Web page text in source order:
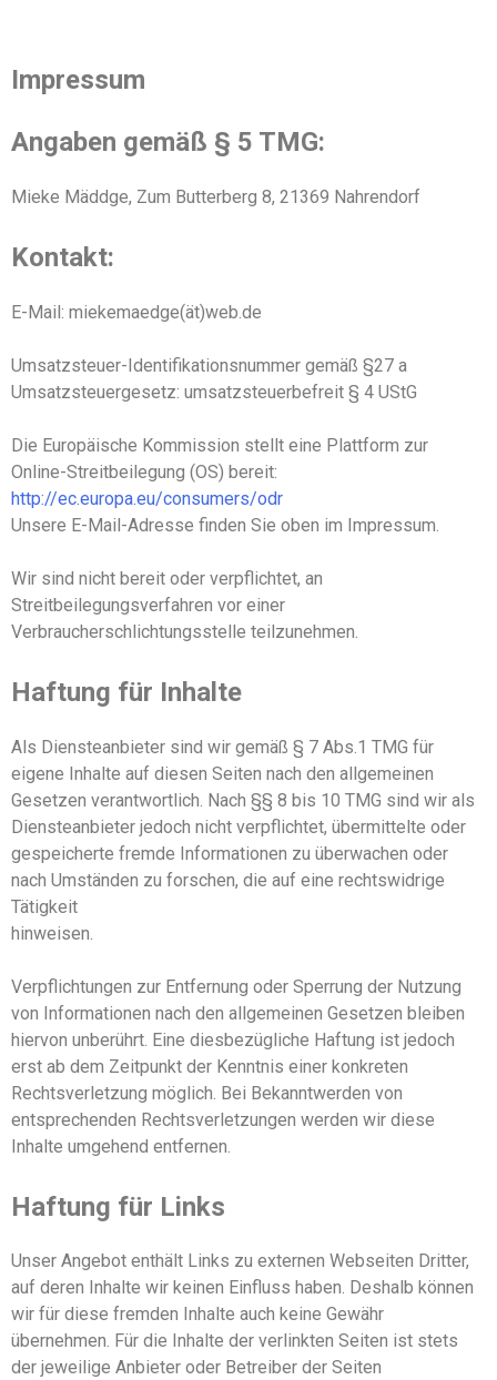
Impressum
Angaben gemäß § 5 TMG:
Mieke Mäddge, Zum Butterberg 8, 21369 Nahrendorf
Kontakt:
E-Mail: miekemaedge(ät)web.de
Umsatzsteuer-Identifikationsnummer gemäß §27 a
Umsatzsteuergesetz: umsatzsteuerbefreit § 4 UStG
Die Europäische Kommission stellt eine Plattform zur
Online-Streitbeilegung (OS) bereit:
http://ec.europa.eu/consumers/odr
Unsere E-Mail-Adresse finden Sie oben im Impressum.
Wir sind nicht bereit oder verpflichtet, an
Streitbeilegungsverfahren vor einer
Verbraucherschlichtungsstelle teilzunehmen.
Haftung für Inhalte
Als Diensteanbieter sind wir gemäß § 7 Abs.1 TMG für
eigene Inhalte auf diesen Seiten nach den allgemeinen
Gesetzen verantwortlich. Nach §§ 8 bis 10 TMG sind wir als
Diensteanbieter jedoch nicht verpflichtet, übermittelte oder
gespeicherte fremde Informationen zu überwachen oder
nach Umständen zu forschen, die auf eine rechtswidrige
Tätigkeit
hinweisen.
Verpflichtungen zur Entfernung oder Sperrung der Nutzung
von Informationen nach den allgemeinen Gesetzen bleiben
hiervon unberührt. Eine diesbezügliche Haftung ist jedoch
erst ab dem Zeitpunkt der Kenntnis einer konkreten
Rechtsverletzung möglich. Bei Bekanntwerden von
entsprechenden Rechtsverletzungen werden wir diese
Inhalte umgehend entfernen.
Haftung für Links
Unser Angebot enthält Links zu externen Webseiten Dritter,
auf deren Inhalte wir keinen Einfluss haben. Deshalb können
wir für diese fremden Inhalte auch keine Gewähr
übernehmen. Für die Inhalte der verlinkten Seiten ist stets
der jeweilige Anbieter oder Betreiber der Seiten